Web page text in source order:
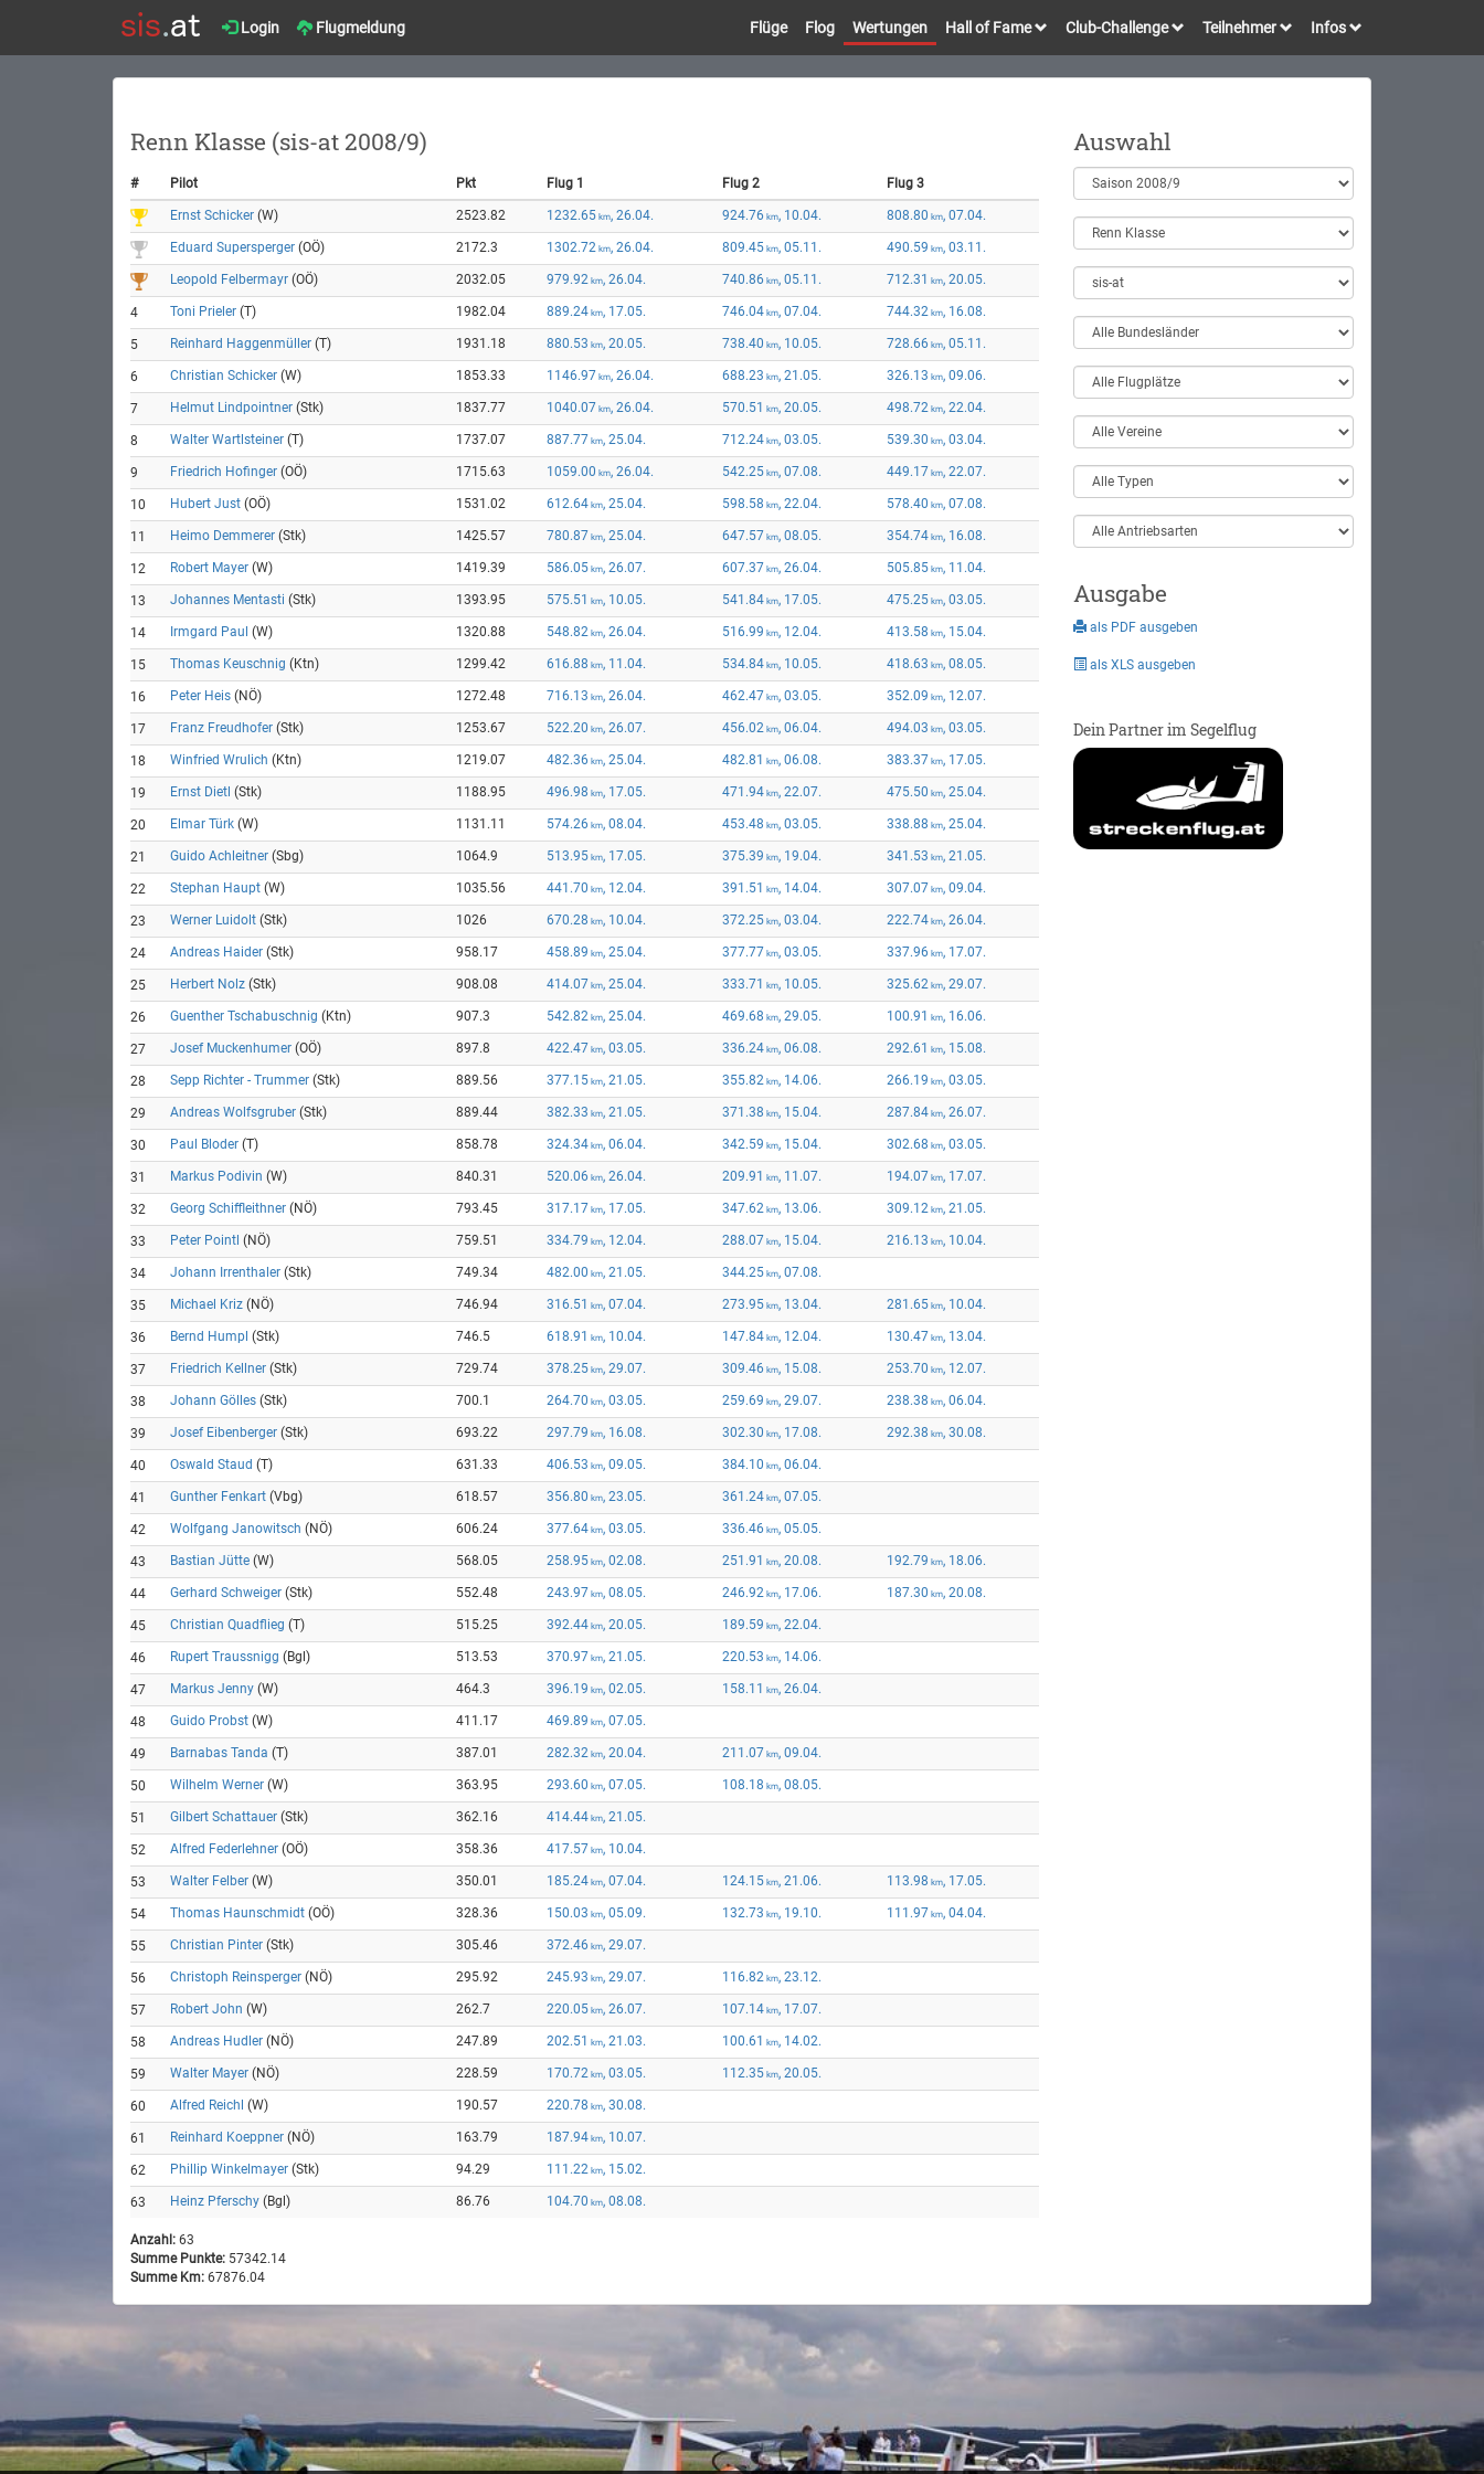
Login Flugmeldung Flüge Flog Wertungen Hall of Fame Club-Challenge Teilnehmer Infos
Auswahl
Ausgabe
als PDF ausgeben
als XLS ausgeben
Dein Partner im Segelflug
Renn Klasse (sis-at 2008/9)
# Pilot Pkt Flug 1 Flug 2 Flug 3
Ernst Schicker (W) 2523.82 1232.65 km, 26.04. 924.76 km, 10.04. 808.80 km, 07.04.
Eduard Supersperger (OÖ) 2172.3 1302.72 km, 26.04. 809.45 km, 05.11. 490.59 km, 03.11.
Leopold Felbermayr (OÖ) 2032.05 979.92 km, 26.04. 740.86 km, 05.11. 712.31 km, 20.05.
4 Toni Prieler (T) 1982.04 889.24 km, 17.05. 746.04 km, 07.04. 744.32 km, 16.08.
5 Reinhard Haggenmüller (T) 1931.18 880.53 km, 20.05. 738.40 km, 10.05. 728.66 km, 05.11.
6 Christian Schicker (W) 1853.33 1146.97 km, 26.04. 688.23 km, 21.05. 326.13 km, 09.06.
7 Helmut Lindpointner (Stk) 1837.77 1040.07 km, 26.04. 570.51 km, 20.05. 498.72 km, 22.04.
8 Walter Wartlsteiner (T) 1737.07 887.77 km, 25.04. 712.24 km, 03.05. 539.30 km, 03.04.
9 Friedrich Hofinger (OÖ) 1715.63 1059.00 km, 26.04. 542.25 km, 07.08. 449.17 km, 22.07.
10 Hubert Just (OÖ) 1531.02 612.64 km, 25.04. 598.58 km, 22.04. 578.40 km, 07.08.
11 Heimo Demmerer (Stk) 1425.57 780.87 km, 25.04. 647.57 km, 08.05. 354.74 km, 16.08.
12 Robert Mayer (W) 1419.39 586.05 km, 26.07. 607.37 km, 26.04. 505.85 km, 11.04.
13 Johannes Mentasti (Stk) 1393.95 575.51 km, 10.05. 541.84 km, 17.05. 475.25 km, 03.05.
14 Irmgard Paul (W) 1320.88 548.82 km, 26.04. 516.99 km, 12.04. 413.58 km, 15.04.
15 Thomas Keuschnig (Ktn) 1299.42 616.88 km, 11.04. 534.84 km, 10.05. 418.63 km, 08.05.
16 Peter Heis (NÖ) 1272.48 716.13 km, 26.04. 462.47 km, 03.05. 352.09 km, 12.07.
17 Franz Freudhofer (Stk) 1253.67 522.20 km, 26.07. 456.02 km, 06.04. 494.03 km, 03.05.
18 Winfried Wrulich (Ktn) 1219.07 482.36 km, 25.04. 482.81 km, 06.08. 383.37 km, 17.05.
19 Ernst Dietl (Stk) 1188.95 496.98 km, 17.05. 471.94 km, 22.07. 475.50 km, 25.04.
20 Elmar Türk (W) 1131.11 574.26 km, 08.04. 453.48 km, 03.05. 338.88 km, 25.04.
21 Guido Achleitner (Sbg) 1064.9 513.95 km, 17.05. 375.39 km, 19.04. 341.53 km, 21.05.
22 Stephan Haupt (W) 1035.56 441.70 km, 12.04. 391.51 km, 14.04. 307.07 km, 09.04.
23 Werner Luidolt (Stk) 1026 670.28 km, 10.04. 372.25 km, 03.04. 222.74 km, 26.04.
24 Andreas Haider (Stk) 958.17 458.89 km, 25.04. 377.77 km, 03.05. 337.96 km, 17.07.
25 Herbert Nolz (Stk) 908.08 414.07 km, 25.04. 333.71 km, 10.05. 325.62 km, 29.07.
26 Guenther Tschabuschnig (Ktn) 907.3 542.82 km, 25.04. 469.68 km, 29.05. 100.91 km, 16.06.
27 Josef Muckenhumer (OÖ) 897.8 422.47 km, 03.05. 336.24 km, 06.08. 292.61 km, 15.08.
28 Sepp Richter - Trummer (Stk) 889.56 377.15 km, 21.05. 355.82 km, 14.06. 266.19 km, 03.05.
29 Andreas Wolfsgruber (Stk) 889.44 382.33 km, 21.05. 371.38 km, 15.04. 287.84 km, 26.07.
30 Paul Bloder (T) 858.78 324.34 km, 06.04. 342.59 km, 15.04. 302.68 km, 03.05.
31 Markus Podivin (W) 840.31 520.06 km, 26.04. 209.91 km, 11.07. 194.07 km, 17.07.
32 Georg Schiffleithner (NÖ) 793.45 317.17 km, 17.05. 347.62 km, 13.06. 309.12 km, 21.05.
33 Peter Pointl (NÖ) 759.51 334.79 km, 12.04. 288.07 km, 15.04. 216.13 km, 10.04.
34 Johann Irrenthaler (Stk) 749.34 482.00 km, 21.05. 344.25 km, 07.08.
35 Michael Kriz (NÖ) 746.94 316.51 km, 07.04. 273.95 km, 13.04. 281.65 km, 10.04.
36 Bernd Humpl (Stk) 746.5 618.91 km, 10.04. 147.84 km, 12.04. 130.47 km, 13.04.
37 Friedrich Kellner (Stk) 729.74 378.25 km, 29.07. 309.46 km, 15.08. 253.70 km, 12.07.
38 Johann Gölles (Stk) 700.1 264.70 km, 03.05. 259.69 km, 29.07. 238.38 km, 06.04.
39 Josef Eibenberger (Stk) 693.22 297.79 km, 16.08. 302.30 km, 17.08. 292.38 km, 30.08.
40 Oswald Staud (T) 631.33 406.53 km, 09.05. 384.10 km, 06.04.
41 Gunther Fenkart (Vbg) 618.57 356.80 km, 23.05. 361.24 km, 07.05.
42 Wolfgang Janowitsch (NÖ) 606.24 377.64 km, 03.05. 336.46 km, 05.05.
43 Bastian Jütte (W) 568.05 258.95 km, 02.08. 251.91 km, 20.08. 192.79 km, 18.06.
44 Gerhard Schweiger (Stk) 552.48 243.97 km, 08.05. 246.92 km, 17.06. 187.30 km, 20.08.
45 Christian Quadflieg (T) 515.25 392.44 km, 20.05. 189.59 km, 22.04.
46 Rupert Traussnigg (Bgl) 513.53 370.97 km, 21.05. 220.53 km, 14.06.
47 Markus Jenny (W) 464.3 396.19 km, 02.05. 158.11 km, 26.04.
48 Guido Probst (W) 411.17 469.89 km, 07.05.
49 Barnabas Tanda (T) 387.01 282.32 km, 20.04. 211.07 km, 09.04.
50 Wilhelm Werner (W) 363.95 293.60 km, 07.05. 108.18 km, 08.05.
51 Gilbert Schattauer (Stk) 362.16 414.44 km, 21.05.
52 Alfred Federlehner (OÖ) 358.36 417.57 km, 10.04.
53 Walter Felber (W) 350.01 185.24 km, 07.04. 124.15 km, 21.06. 113.98 km, 17.05.
54 Thomas Haunschmidt (OÖ) 328.36 150.03 km, 05.09. 132.73 km, 19.10. 111.97 km, 04.04.
55 Christian Pinter (Stk) 305.46 372.46 km, 29.07.
56 Christoph Reinsperger (NÖ) 295.92 245.93 km, 29.07. 116.82 km, 23.12.
57 Robert John (W) 262.7 220.05 km, 26.07. 107.14 km, 17.07.
58 Andreas Hudler (NÖ) 247.89 202.51 km, 21.03. 100.61 km, 14.02.
59 Walter Mayer (NÖ) 228.59 170.72 km, 03.05. 112.35 km, 20.05.
60 Alfred Reichl (W) 190.57 220.78 km, 30.08.
61 Reinhard Koeppner (NÖ) 163.79 187.94 km, 10.07.
62 Phillip Winkelmayer (Stk) 94.29 111.22 km, 15.02.
63 Heinz Pferschy (Bgl) 86.76 104.70 km, 08.08.
Anzahl: 63
Summe Punkte: 57342.14
Summe Km: 67876.04